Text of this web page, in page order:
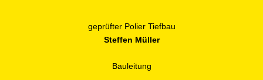
geprüfter Polier Tiefbau
Steffen Müller
Bauleitung